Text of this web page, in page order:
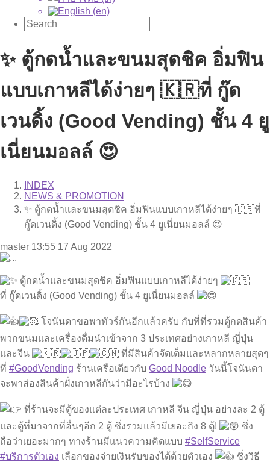
✨ ตู้กดน้ำและขนมสุดชิค อิ่มฟิน
แบบเกาหลีได้ง่ายๆ 🇰🇷ที่ กู๊ด
เวนดิ้ง (Good Vending) ชั้น 4 ยู
เนี่ยนมอลล์ 😍
INDEX
NEWS & PROMOTION
✨ ตู้กดน้ำและขนมสุดชิค อิ่มฟินแบบเกาหลีได้ง่ายๆ 🇰🇷ที่
กู๊ดเวนดิ้ง (Good Vending) ชั้น 4 ยูเนี่ยนมอลล์ 😍
master 13:55 17 Aug 2022
ตู้กดน้ำและขนมสุดชิค อิ่มฟินแบบเกาหลีได้ง่ายๆ
ที่ กู๊ดเวนดิ้ง (Good Vending) ชั้น 4 ยูเนี่ยนมอลล์
โจนันดาขอพาทัวร์กันอีกแล้วครับ กับที่ที่รวมตู้กดสินค้า
พวกขนมและเครื่องดื่มนำเข้าจาก 3 ประเทศอย่างเกาหลี ญี่ปุ่น
และจีน
ที่มีสินค้าจัดเต็มและหลากหลายสุดๆ
ที่ #GoodVending ร้านเครือเดียวกับ Good Noodle วันนี้โจนันดา
จะพาส่องสินค้าฝั่งเกาหลีกันว่ามีอะไรบ้าง
ที่ร้านจะมีตู้ของแต่ละประเทศ เกาหลี จีน ญี่ปุ่น อย่างละ 2 ตู้
และตู้ที่มาจากที่อื่นๆอีก 2 ตู้ ซึ่งรวมแล้วมีเยอะถึง 8 ตู้!
ซึ่ง
ถือว่าเยอะมากๆ ทางร้านมีแนวความคิดแบบ #SelfService
#บริการตัวเอง เลือกของจ่ายเงินรับของได้ด้วยตัวเอง
ซึ่งวิธี